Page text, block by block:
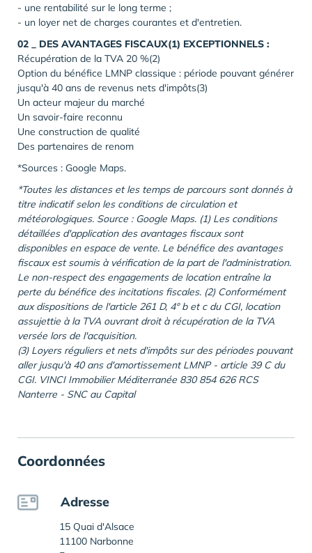
- une rentabilité sur le long terme ;
- un loyer net de charges courantes et d'entretien.
02 _ DES AVANTAGES FISCAUX(1) EXCEPTIONNELS :
Récupération de la TVA 20 %(2)
Option du bénéfice LMNP classique : période pouvant générer
jusqu'à 40 ans de revenus nets d'impôts(3)
Un acteur majeur du marché
Un savoir-faire reconnu
Une construction de qualité
Des partenaires de renom
*Sources : Google Maps.
*Toutes les distances et les temps de parcours sont donnés à
titre indicatif selon les conditions de circulation et
météorologiques. Source : Google Maps. (1) Les conditions
détaillées d'application des avantages fiscaux sont
disponibles en espace de vente. Le bénéfice des avantages
fiscaux est soumis à vérification de la part de l'administration.
Le non-respect des engagements de location entraîne la
perte du bénéfice des incitations fiscales. (2) Conformément
aux dispositions de l'article 261 D, 4° b et c du CGI, location
assujettie à la TVA ouvrant droit à récupération de la TVA
versée lors de l'acquisition.
(3) Loyers réguliers et nets d'impôts sur des périodes pouvant
aller jusqu'à 40 ans d'amortissement LMNP - article 39 C du
CGI. VINCI Immobilier Méditerranée 830 854 626 RCS
Nanterre - SNC au Capital
Coordonnées
Adresse
15 Quai d'Alsace
11100 Narbonne